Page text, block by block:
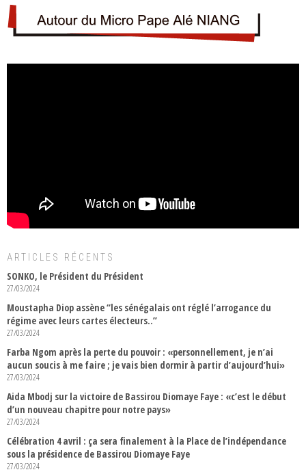
ARTICLES RÉCENTS
SONKO, le Président du Président
27/03/2024
Moustapha Diop assène “les sénégalais ont réglé l’arrogance du
régime avec leurs cartes électeurs..”
27/03/2024
Farba Ngom après la perte du pouvoir : «personnellement, je n’ai
aucun soucis à me faire ; je vais bien dormir à partir d’aujourd’hui»
27/03/2024
Aida Mbodj sur la victoire de Bassirou Diomaye Faye : «c’est le début
d’un nouveau chapitre pour notre pays»
27/03/2024
Célébration 4 avril : ça sera finalement à la Place de l’indépendance
sous la présidence de Bassirou Diomaye Faye
27/03/2024